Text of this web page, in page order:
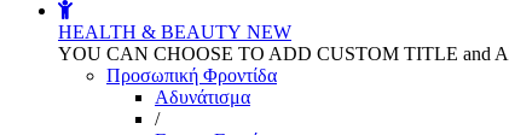
HEALTH & BEAUTY NEW
YOU CAN CHOOSE TO ADD CUSTOM TITLE and
Προσωπική Φροντίδα
Αδυνάτισμα
/